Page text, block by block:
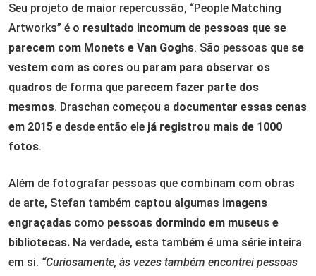
Seu projeto de maior repercussão, “People Matching
Artworks” é o resultado incomum de pessoas que se
parecem com Monets e Van Goghs. São pessoas que se
vestem com as cores ou param para observar os
quadros de forma que parecem fazer parte dos
mesmos. Draschan começou a documentar essas cenas
em 2015 e desde então ele já registrou mais de 1000
fotos.
Além de fotografar pessoas que combinam com obras
de arte, Stefan também captou algumas imagens
engraçadas como pessoas dormindo em museus e
bibliotecas. Na verdade, esta também é uma série inteira
em si. “Curiosamente, às vezes também encontrei pessoas